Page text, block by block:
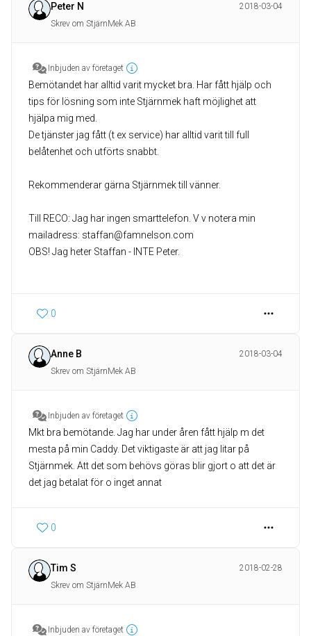
Peter N
2018-03-04
Skrev om StjärnMek AB
Inbjuden av företaget
Bemötandet har alltid varit mycket bra. Har fått hjälp och
tips för lösning som inte Stjärnmek haft möjlighet att
hjälpa mig med.
De tjänster jag fått (t ex service) har alltid varit till full
belåtenhet och utförts snabbt.
Rekommenderar gärna Stjärnmek till vänner.
Till RECO: Jag har ingen smarttelefon. V v notera min
mailadress: staffan@famnelson.com
OBS! Jag heter Staffan - INTE Peter.
0
Anne B
2018-03-04
Skrev om StjärnMek AB
Inbjuden av företaget
Mkt bra bemötande. Jag har under åren fått hjälp m det
mesta på min Caddy. Det viktigaste är att jag litar på
Stjärnmek. Att det som behövs göras blir gjort o att det är
det jag betalat för o inget annat
0
Tim S
2018-02-28
Skrev om StjärnMek AB
Inbjuden av företaget